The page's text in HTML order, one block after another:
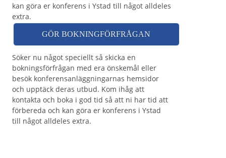
kan göra er konferens i Ystad till något alldeles
extra.
GÖR BOKNINGFÖRFRÅGAN
Söker nu något speciellt så skicka en
bokningsförfrågan med era önskemål eller
besök konferensanläggningarnas hemsidor
och upptäck deras utbud. Kom ihåg att
kontakta och boka i god tid så att ni har tid att
förbereda och kan göra er konferens i Ystad
till något alldeles extra.